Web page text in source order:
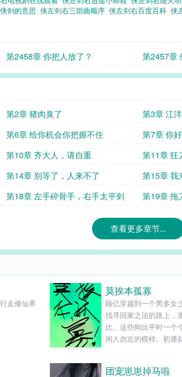
侠剑的意思 侠左剑右三部曲顺序 侠左剑右百度百科 侠
第2458章 你把人放了？ 第2457章
第2章 猪肉臭了 第3章 江
第6章 给你机会你把握不住 第7章 你
第10章 齐大人，请自重 第11章 狂
第14章 别等了，人来不了 第15章 我
第18章 左手碎骨手，右手太平剑 第19章 拖
查看更多章节...
走修仙界
莫挨本孤寡
顾亿穿越到一个男多女
找寻回家之法的路上，
比。这些狗比平时一个
闲人勿近的模样。初遇
美男（兽）出没/雄竞修
团宠崽崽掉马啦